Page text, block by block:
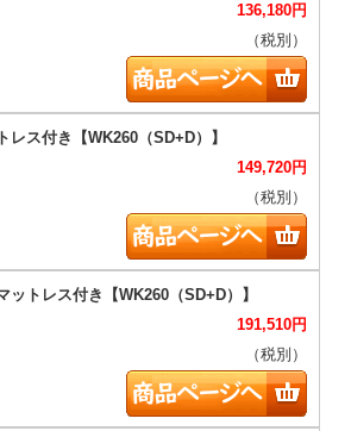
136,180円
（税別）
149,720円
（税別）
191,510円
（税別）